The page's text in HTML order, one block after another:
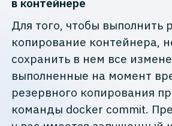
Для того, чтобы выполнить
копирование контейнера,
сохранить в нем все
выполненные на момент
резервного копирования
команды docker commit.